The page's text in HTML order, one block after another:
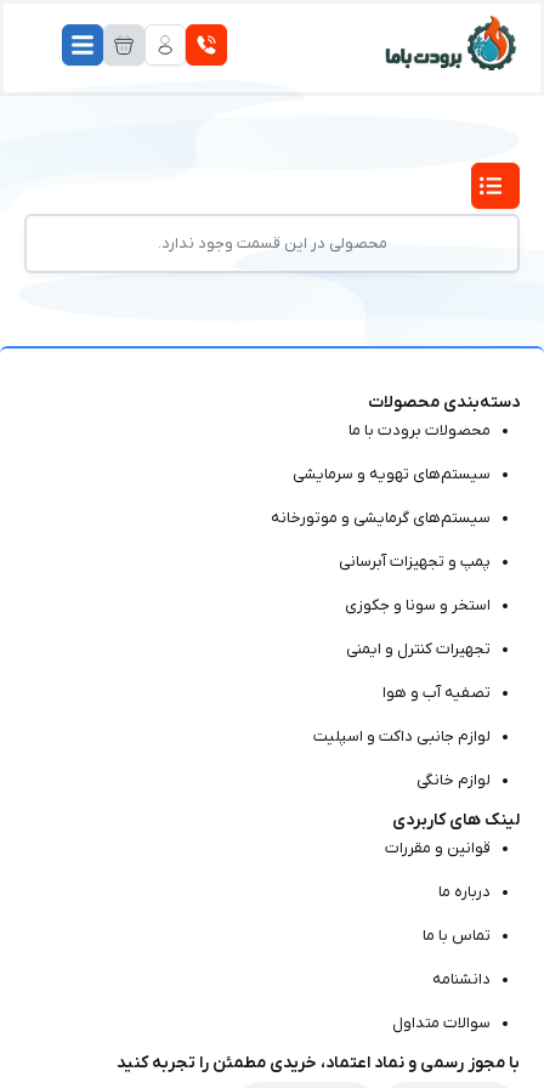
محصولی در این قسمت وجود ندارد.
دسته‌بندی محصولات
محصولات برودت با ما
سیستم‌های تهویه و سرمایشی
سیستم‌های گرمایشی و موتور‌خانه
پمپ و تجهیزات آبرسانی
استخر و سونا و جکوزی
تجهیرات کنترل و ایمنی
تصفیه آب و هوا
لوازم جانبی داکت و اسپلیت
لوازم خانگی
لینک های کاربردی
قوانین و مقررات
درباره ما
تماس با ما
دانشنامه
سوالات متداول
با مجوز رسمی و نماد اعتماد، خریدی مطمئن را تجربه کنید